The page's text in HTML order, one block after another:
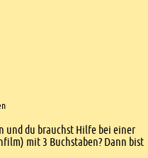
und du brauchst Hilfe bei einer
mit 3 Buchstaben? Dann bist